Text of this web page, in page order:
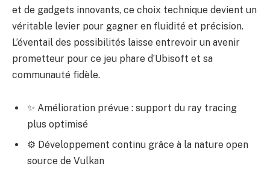
et de gadgets innovants, ce choix technique devient un
véritable levier pour gagner en fluidité et précision.
L’éventail des possibilités laisse entrevoir un avenir
prometteur pour ce jeu phare d’Ubisoft et sa
communauté fidèle.
✨ Amélioration prévue : support du ray tracing
plus optimisé
⚙️ Développement continu grâce à la nature open
source de Vulkan